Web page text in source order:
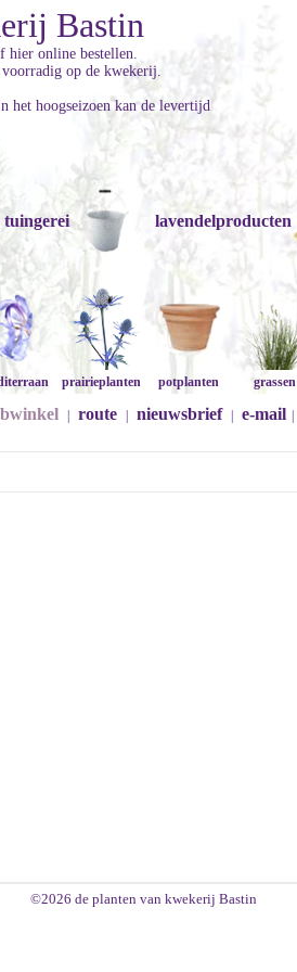
Bastin
hier online bestellen.
op de kwekerij.
het hoogseizoen kan de levertijd
tuingerei lavendelproducten
prairieplanten potplanten grassen
route nieuwsbrief e-mail
©2026 de planten van kwekerij Bastin